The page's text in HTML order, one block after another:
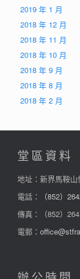
2019 年 1 月
2018 年 12 月
2018 年 11 月
2018 年 10 月
2018 年 9 月
2018 年 8 月
2018 年 2 月
堂區資料
地址：新界馬鞍
電話：
（852）
傳真：（852）
電郵：